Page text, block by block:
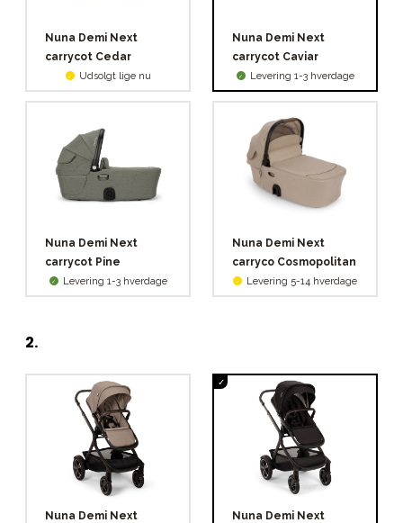
Nuna Demi Next
carrycot Cedar
Udsolgt lige nu
Nuna Demi Next
carrycot Caviar
Levering 1-3 hverdage
Nuna Demi Next
carrycot Pine
Levering 1-3 hverdage
Nuna Demi Next
carryco Cosmopolitan
Levering 5-14 hverdage
2.
Nuna Demi Next
Nuna Demi Next